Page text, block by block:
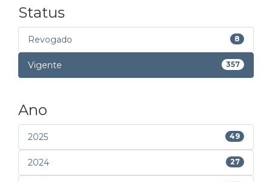
Status
Revogado 8
Vigente 357
Ano
2025 49
2024 27